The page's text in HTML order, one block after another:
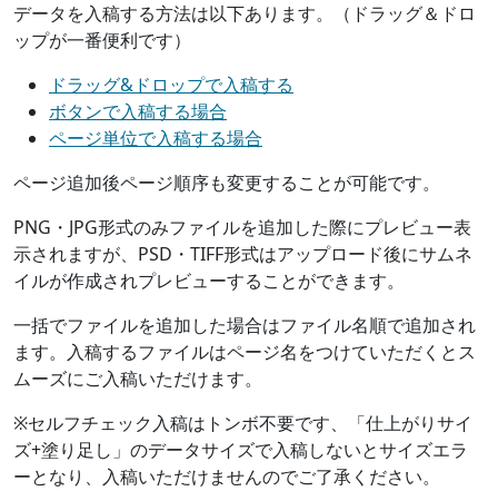
データを入稿する方法は以下あります。（ドラッグ＆ドロ
ップが一番便利です）
ドラッグ&ドロップで入稿する
ボタンで入稿する場合
ページ単位で入稿する場合
ページ追加後ページ順序も変更することが可能です。
PNG・JPG形式のみファイルを追加した際にプレビュー表
示されますが、PSD・TIFF形式はアップロード後にサムネ
イルが作成されプレビューすることができます。
一括でファイルを追加した場合はファイル名順で追加され
ます。入稿するファイルはページ名をつけていただくとス
ムーズにご入稿いただけます。
※セルフチェック入稿はトンボ不要です、「仕上がりサイ
ズ+塗り足し」のデータサイズで入稿しないとサイズエラ
ーとなり、入稿いただけませんのでご了承ください。